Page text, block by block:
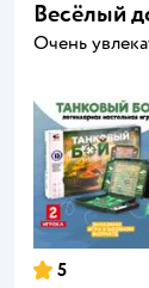
Весёлый
Очень
5